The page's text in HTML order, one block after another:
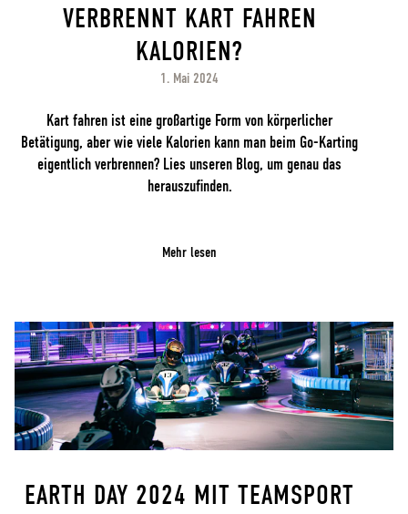
VERBRENNT KART FAHREN
KALORIEN?
1. Mai 2024
Kart fahren ist eine großartige Form von körperlicher
Betätigung, aber wie viele Kalorien kann man beim Go-Karting
eigentlich verbrennen? Lies unseren Blog, um genau das
herauszufinden.
Mehr lesen
EARTH DAY 2024 MIT TEAMSPORT